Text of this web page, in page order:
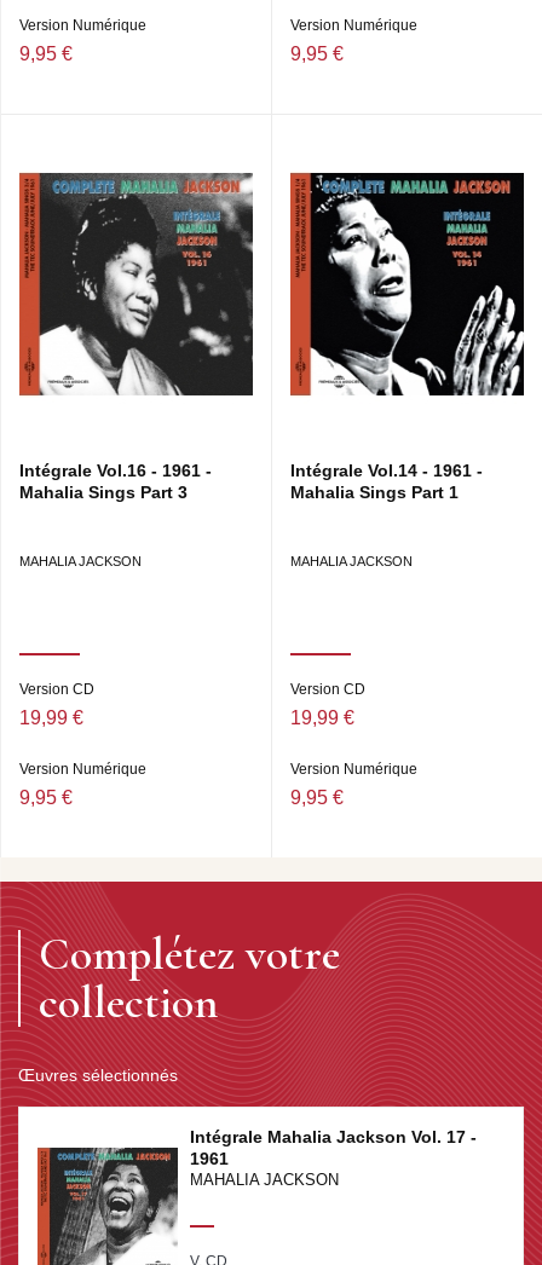
Version Numérique
9,95 €
Version Numérique
9,95 €
Intégrale Vol.16 - 1961 -
Mahalia Sings Part 3
MAHALIA JACKSON
Version CD
19,99 €
Version Numérique
9,95 €
Intégrale Vol.14 - 1961 -
Mahalia Sings Part 1
MAHALIA JACKSON
Version CD
19,99 €
Version Numérique
9,95 €
Complétez votre
collection
Œuvres sélectionnés
Intégrale Mahalia Jackson Vol. 17 -
1961
MAHALIA JACKSON